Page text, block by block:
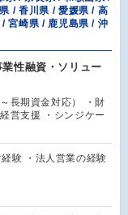
/ 香川県 / 愛媛県 / 高
宮崎県 / 鹿児島県 / 沖
性融資・ソリュー
長期資金対応） ・財
営支援 ・シンジケー
験 ・法人営業の経験